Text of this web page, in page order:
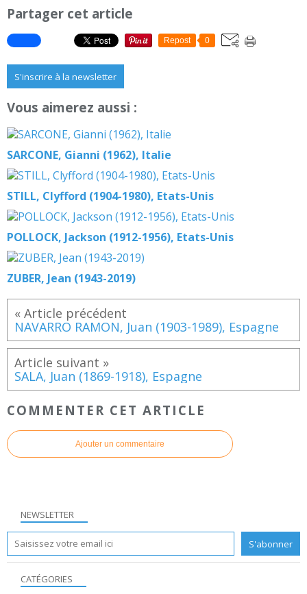
Partager cet article
Repost 0
S'inscrire à la newsletter
Vous aimerez aussi :
SARCONE, Gianni (1962), Italie
STILL, Clyfford (1904-1980), Etats-Unis
POLLOCK, Jackson (1912-1956), Etats-Unis
ZUBER, Jean (1943-2019)
NAVARRO RAMON, Juan (1903-1989), Espagne
SALA, Juan (1869-1918), Espagne
COMMENTER CET ARTICLE
Ajouter un commentaire
NEWSLETTER
CATÉGORIES